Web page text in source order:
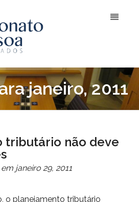
janeiro, 2011
tributário não deve
em janeiro 29, 2011
o planejamento tributário